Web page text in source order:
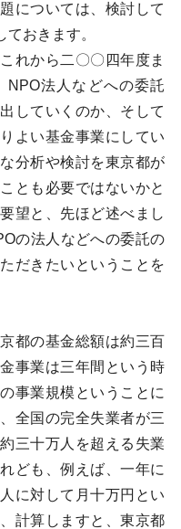
については、検討して
おきます。
れから二〇〇四年度ま
NPO法人などへの委託
していくのか、そして
よい基金事業にしてい
分析や検討を東京都が
とも必要ではないかと
望と、先ほど述べまし
の法人などへの委託の
だきたいということを
都の基金総額は約三百
事業は三年間という時
事業規模ということに
全国の完全失業者が三
三十万人を超える失業
ども、例えば、一年に
に対して月十万円とい
計算しますと、東京都